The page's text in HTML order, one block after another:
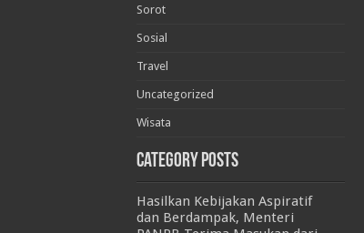
Sorot
Sosial
Travel
Uncategorized
Wisata
Category Posts
Hasilkan Kebijakan Aspiratif
dan Berdampak, Menteri